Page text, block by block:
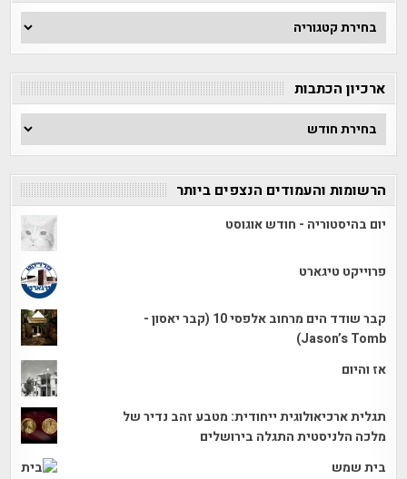
חפש
לפי
ארכיון הכתבות
ארכיון
הכתבות
הרשומות והעמודים הנצפים ביותר
יום בהיסטוריה - חודש אוגוסט
פרוייקט טיגארט
קבר שודד הים מרחוב אלפסי 10 (קבר יאסון -
Jason’s Tomb)
אז והיום
תגלית ארכיאולוגית ייחודית: מטבע זהב נדיר של
מלכה הלניסטית התגלה בירושלים
בית שמש